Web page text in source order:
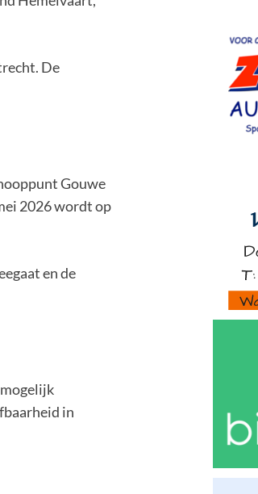
De
Gouwe
2026 wordt op
en de
in